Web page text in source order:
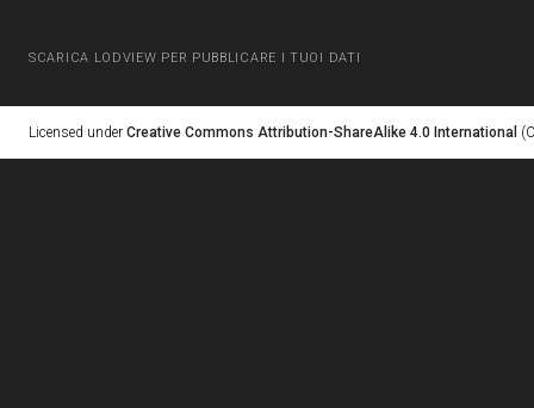
SCARICA LODVIEW PER PUBBLICARE I TUOI DATI
Licensed under Creative Commons Attribution-ShareAlike 4.0 International